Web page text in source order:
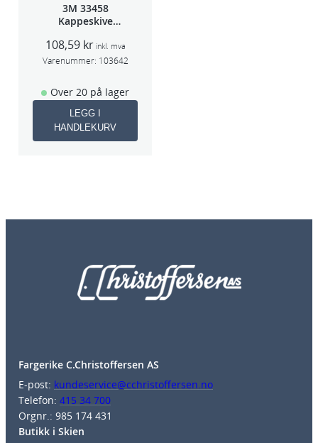
3M 33458
Kappeskive
5stk/pk pris/stk
108,59 kr inkl. mva
Varenummer: 103642
Over 20 på lager
LEGG I
HANDLEKURV
Fargerike C.Christoffersen AS
E-post: kundeservice@cchristoffersen.no
Telefon: 415 34 700
Orgnr.: 985 174 431
Butikk i Skien